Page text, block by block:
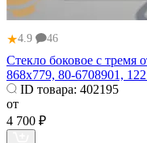
★4.9 46
Стекло боковое с
868х779, 80-6708901,
ID товара: 402195
от
4 700 ₽